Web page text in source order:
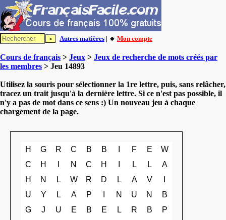
Autres matières | 🔸 Mon compte
Cours de français > Jeux > Jeux de recherche de mots créés par
les membres > Jeu 14893
Utilisez la souris pour sélectionner la 1re lettre, puis, sans relâcher,
tracez un trait jusqu'à la dernière lettre. Si ce n'est pas possible, il
n'y a pas de mot dans ce sens :) Un nouveau jeu à chaque
chargement de la page.
H G R C B B F E
W
C
H N C H L L
A
H
N L W R D L A V
U
Y L A P N U N
B
G
J U E B E L R B
P